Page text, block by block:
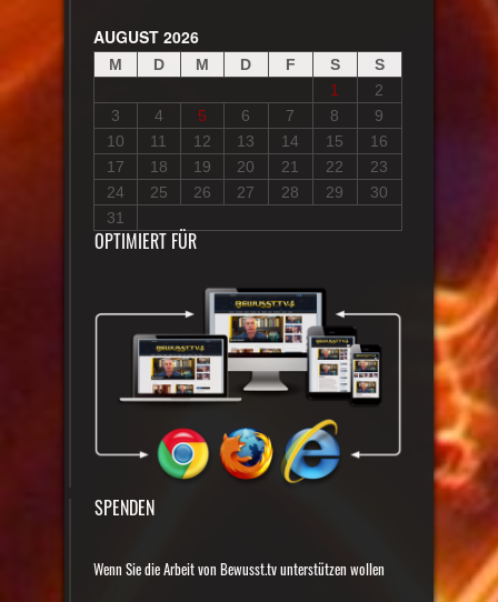
AUGUST 2026
M D M D F S
S
1
2
3
4 5 6 7 8
9
10
11 12 13 14 15
16
17
18 19 20 21 22
23
24
25 26 27 28 29
30
31
OPTIMIERT FÜR
SPENDEN
Wenn Sie die Arbeit von Bewusst.tv unterstützen wollen